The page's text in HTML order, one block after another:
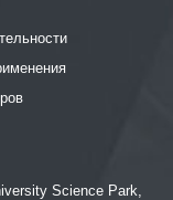
Science Park,